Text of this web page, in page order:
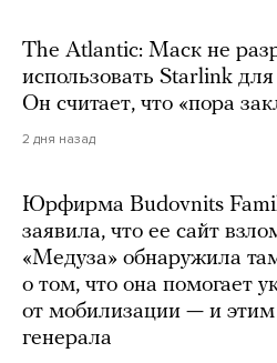
The Atlantic: Маск не
использовать Starlink
Он считает, что «пора
2 дня назад
Юрфирма Budovnits
заявила, что ее сайт
«Медуза» обнаружила
о том, что она помогает
от мобилизации — и этим
генерала